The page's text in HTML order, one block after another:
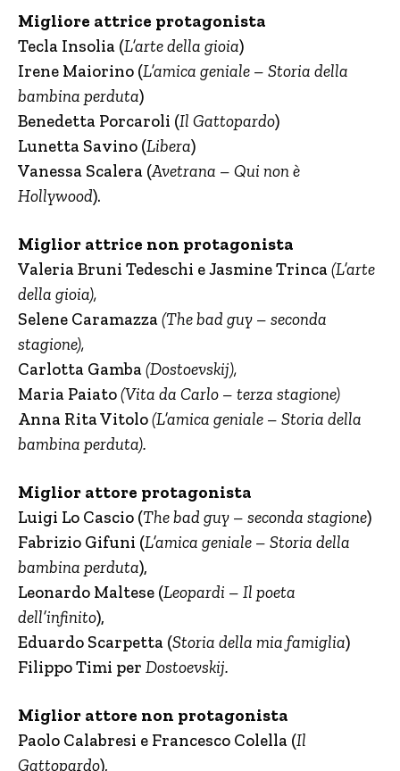
Migliore attrice protagonista
Tecla Insolia (L’arte della gioia)
Irene Maiorino (L’amica geniale – Storia della
bambina perduta)
Benedetta Porcaroli (Il Gattopardo)
Lunetta Savino (Libera)
Vanessa Scalera (Avetrana – Qui non è
Hollywood).
Miglior attrice non protagonista
Valeria Bruni Tedeschi e Jasmine Trinca(L’arte
della gioia),
Selene Caramazza(The bad guy – seconda
stagione),
Carlotta Gamba(Dostoevskij),
Maria Paiato(Vita da Carlo – terza stagione)
Anna Rita Vitolo(L’amica geniale – Storia della
bambina perduta).
Miglior attore protagonista
Luigi Lo Cascio (The bad guy – seconda stagione)
Fabrizio Gifuni (L’amica geniale – Storia della
bambina perduta),
Leonardo Maltese (Leopardi – Il poeta
dell’infinito),
Eduardo Scarpetta (Storia della mia famiglia)
Filippo Timi per Dostoevskij.
Miglior attore non protagonista
Paolo Calabresi e Francesco Colella (Il
Gattopardo),